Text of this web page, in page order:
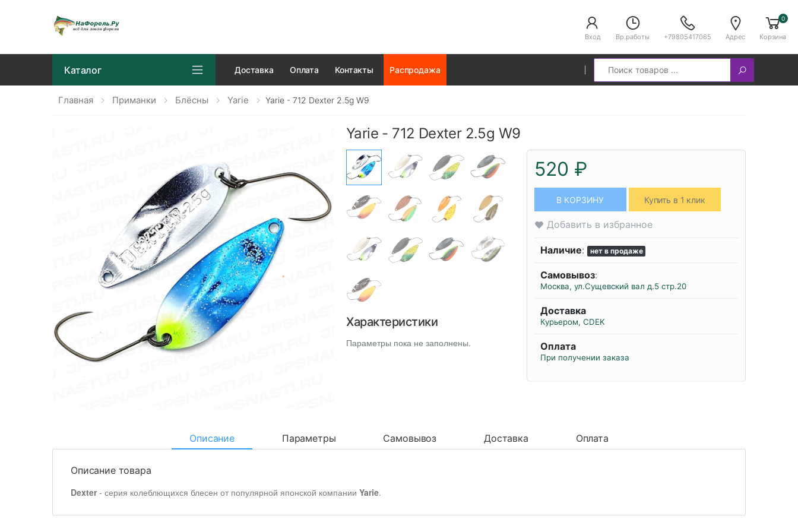
Вход Вр.работы +79805417065 Адрес
0
Корзина
Каталог Доставка Оплата Контакты Распродажа
Search
Главная Приманки Блёсны Yarie Yarie - 712 Dexter 2.5g W9
Yarie - 712 Dexter 2.5g W9
Характеристики
Параметры пока не заполнены.
520 ₽
В КОРЗИНУ Купить в 1 клик
Добавить в избранное
Наличие: нет в продаже
Самовывоз:
Москва, ул.Сущевский вал д.5 стр.20
Доставка
Курьером, CDEK
Оплата
При получении заказа
Описание Параметры Самовывоз Доставка Оплата
Описание товара
Dexter - серия колеблющихся блесен от популярной японской компании Yarie.